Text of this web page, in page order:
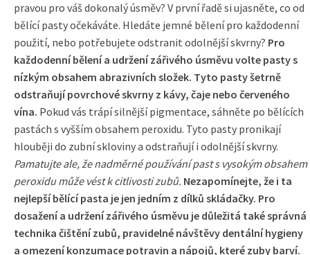
pravou pro váš dokonalý úsměv? V první řadě si ujasněte, co od
bělící pasty očekáváte. Hledáte jemné bělení pro každodenní
použití, nebo potřebujete odstranit odolnější skvrny? Pro
každodenní bělení a udržení zářivého úsměvu volte pasty s
nízkým obsahem abrazivních složek. Tyto pasty šetrně
odstraňují povrchové skvrny z kávy, čaje nebo červeného
vína. Pokud vás trápí silnější pigmentace, sáhněte po bělících
pastách s vyšším obsahem peroxidu. Tyto pasty pronikají
hlouběji do zubní skloviny a odstraňují i odolnější skvrny.
Pamatujte ale, že nadměrné používání past s vysokým obsahem
peroxidu může vést k citlivosti zubů. Nezapomínejte, že i ta
nejlepší bělící pasta je jen jedním z dílků skládačky. Pro
dosažení a udržení zářivého úsměvu je důležitá také správná
technika čištění zubů, pravidelné návštěvy dentální hygieny
a omezení konzumace potravin a nápojů, které zuby barví.